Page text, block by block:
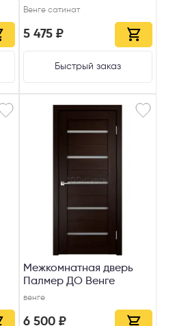
Венге сатинат
5 475 ₽
Быстрый заказ
Межкомнатная дверь
Палмер ДО Венге
венге
6 500 ₽